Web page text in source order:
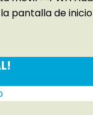
pantalla de inicio